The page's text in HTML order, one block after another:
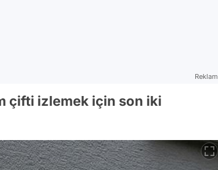
Reklam
çifti izlemek için son iki